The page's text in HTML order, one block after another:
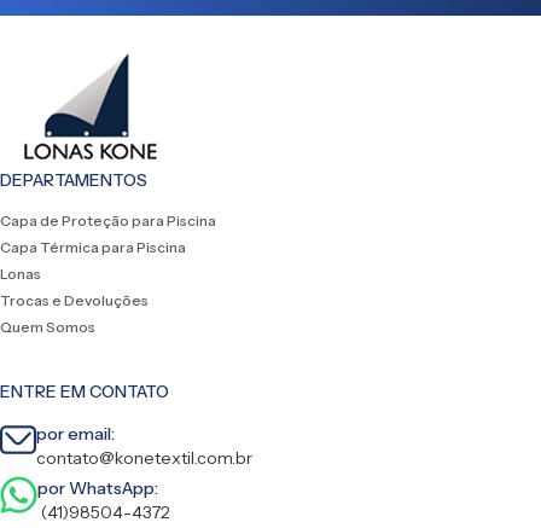
DEPARTAMENTOS
Capa de Proteção para Piscina
Capa Térmica para Piscina
Lonas
Trocas e Devoluções
Quem Somos
ENTRE EM CONTATO
por email:
contato@konetextil.com.br
por WhatsApp:
(41)98504-4372